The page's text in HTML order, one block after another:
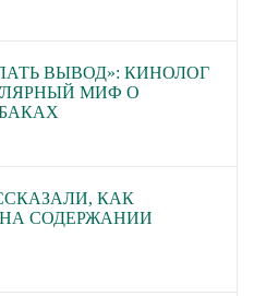
ВЫВОД»: КИНОЛОГ
МИФ О
КАК
СОДЕРЖАНИИ